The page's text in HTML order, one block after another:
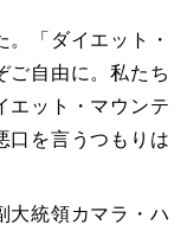
「ダイエット・
ご自由に。私たち
エット・マウンテ
口を言うつもりは
大統領カマラ・ハ